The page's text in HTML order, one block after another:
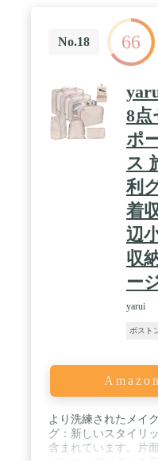
チのサイズは航空会
で、、飛行機に直接
験を提供します。 /
弊社は安心できるカ
す。製品に関する何
ご連絡下さい。こち
します。 / Water
No.18 66
8
ポ
ス
利
着
辺
収
ー
yarui
ボスト
より洗練されたメイ
グ：新しいスタイリ
含まれています。片